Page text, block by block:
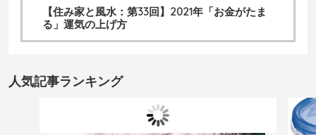
人気記事ランキング
【住み家と風水：第33回】2021年「お金がたま
る」運気の上げ方